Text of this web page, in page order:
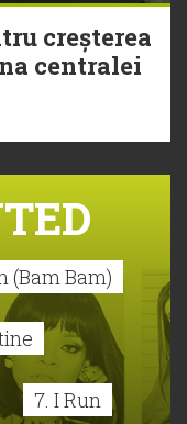
creșterea
centralei
(Bam Bam)
7. I Run